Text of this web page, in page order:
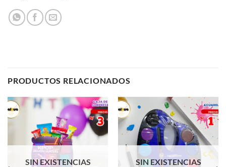
PRODUCTOS RELACIONADOS
SIN EXISTENCIAS SIN EXISTENCIAS